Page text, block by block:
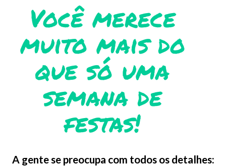
Você merece
muito mais do
que só uma
semana de
festas!
A gente se preocupa com todos os detalhes: